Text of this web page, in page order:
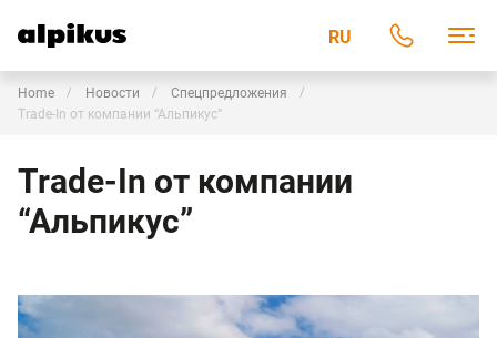
RU
Home Новости
Спецпредложения
Trade-In от компании “Альпикус”
Trade-In от компании
“Альпикус”